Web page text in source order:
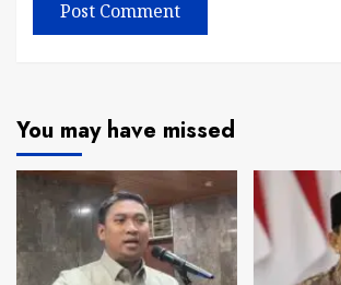
You may have missed